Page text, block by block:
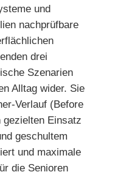
und
nachprüfbare
drei
Szenarien
Alltag wider. Sie
Verlauf (Before
Einsatz
geschultem
und maximale
die Senioren